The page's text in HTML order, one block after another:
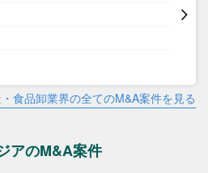
食品卸業界の全てのM&A案件を見る
アのM&A案件